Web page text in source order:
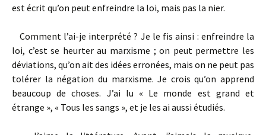
est écrit qu’on peut enfreindre la loi, mais pas la nier.
Comment l’ai-je interprété ? Je le fis ainsi : enfreindre la
loi, c’est se heurter au marxisme ; on peut permettre les
déviations, qu’on ait des idées erronées, mais on ne peut pas
tolérer la négation du marxisme. Je crois qu’on apprend
beaucoup de choses. J’ai lu « Le monde est grand et
étrange », « Tous les sangs », et je les ai aussi étudiés.